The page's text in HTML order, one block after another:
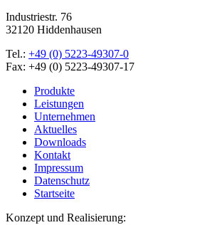
Industriestr. 76
32120 Hiddenhausen
Tel.: +49 (0) 5223-49307-0
Fax: +49 (0) 5223-49307-17
Produkte
Leistungen
Unternehmen
Aktuelles
Downloads
Kontakt
Impressum
Datenschutz
Startseite
Konzept und Realisierung: